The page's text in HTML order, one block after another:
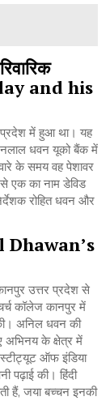
and his
में हुआ था। यह
धवन यूको बैंक में
के समय वह पेशावर
एक का नाम डेविड
रोहित धवन और
उत्तर प्रदेश से
कॉलेज कानपुर में
अनिल धवन की
अभिनय के क्षेत्र में
ऑफ इंडिया
पढ़ाई की। हिंदी
हैं, जया बच्चन इनकी